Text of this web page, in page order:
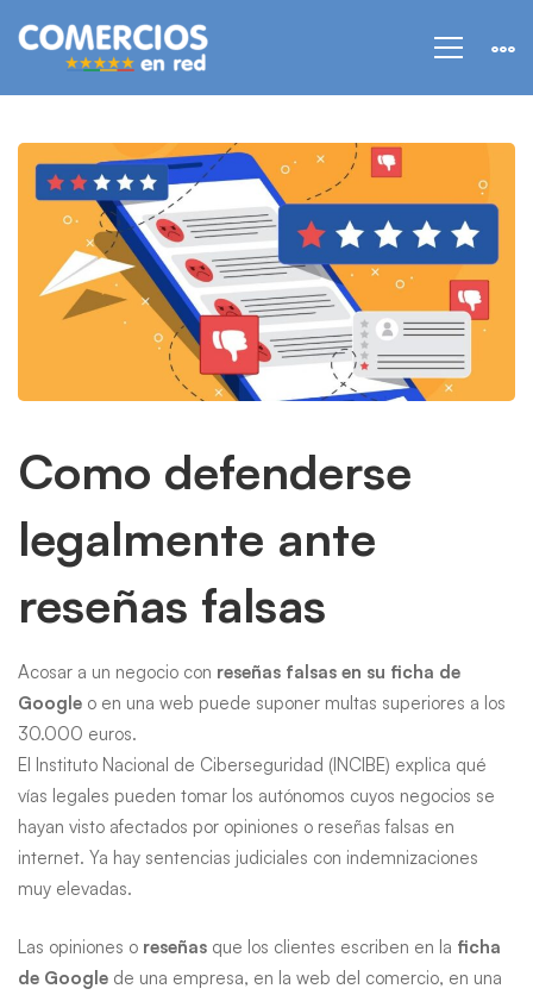
Como
defenderse
legalmente
ante
falsas
Como defenderse
legalmente ante
reseñas falsas
Acosar a un negocio con reseñas falsas en su ficha de
Google o en una web puede suponer multas superiores a los
30.000 euros.
El Instituto Nacional de Ciberseguridad (INCIBE) explica qué
vías legales pueden tomar los autónomos cuyos negocios se
hayan visto afectados por opiniones o reseñas falsas en
internet. Ya hay sentencias judiciales con indemnizaciones
muy elevadas.
Las opiniones o reseñas que los clientes escriben en la ficha
de Google de una empresa, en la web del comercio, en una